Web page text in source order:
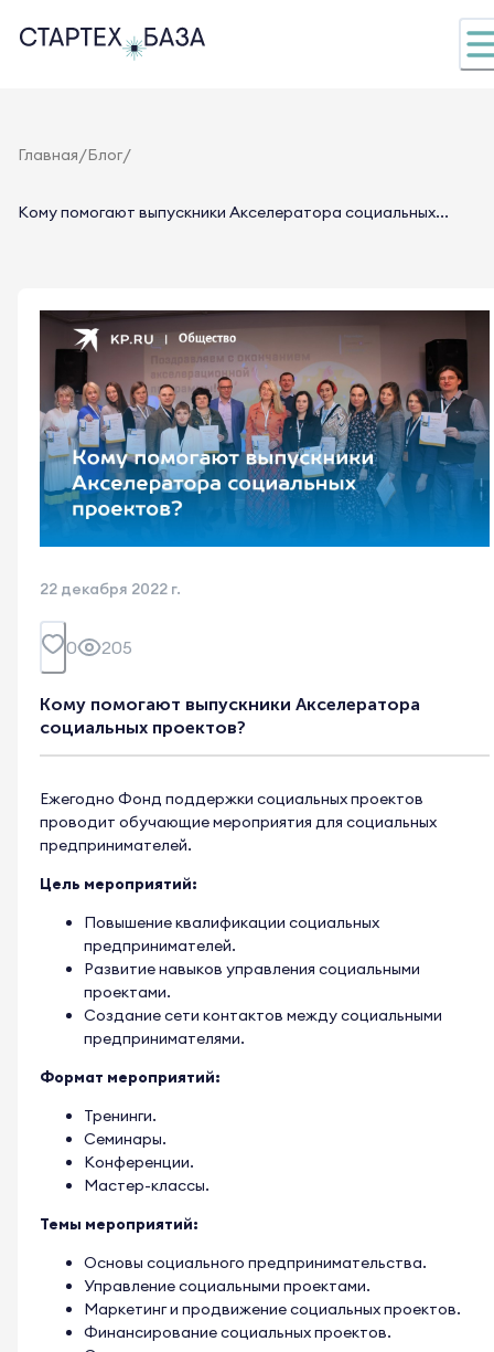
Главная/Блог/
Кому помогают выпускники Акселератора социальных...
22 декабря 2022 г.
0 205
Кому помогают выпускники Акселератора
социальных проектов?
Ежегодно Фонд поддержки социальных проектов
проводит обучающие мероприятия для социальных
предпринимателей.
Цель мероприятий:
Повышение квалификации социальных
предпринимателей.
Развитие навыков управления социальными
проектами.
Создание сети контактов между социальными
предпринимателями.
Формат мероприятий:
Тренинги.
Семинары.
Конференции.
Мастер-классы.
Темы мероприятий:
Основы социального предпринимательства.
Управление социальными проектами.
Маркетинг и продвижение социальных проектов.
Финансирование социальных проектов.